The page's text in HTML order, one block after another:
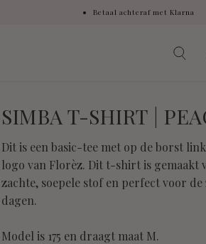
Betaal achteraf met Klarna
SIMBA T-SHIRT |
Dit is een basic-tee met op de borst
logo van Florèz. Dit t-shirt is gemaakt
zachte, soepele stof en perfect voor de
dagen.
Model is 175 en draagt maat M.